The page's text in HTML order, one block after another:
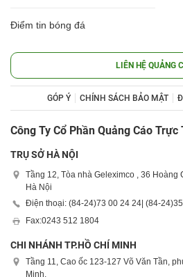
Điểm tin bóng đá
LIÊN HỆ QUẢNG
GÓP Ý CHÍNH SÁCH BẢO MẬT
Công Ty Cổ Phần Quảng Cáo Trực
TRỤ SỞ HÀ NỘI
Tầng 12, Tòa nhà Geleximco , 36 Hoàng
Hà Nội
Điện thoại: (84-24)73 00 24 24| (84-24)
Fax:0243 512 1804
CHI NHÁNH TP.HỒ CHÍ MINH
Tầng 11, Cao ốc 123-127 Võ Văn Tần,
Minh.